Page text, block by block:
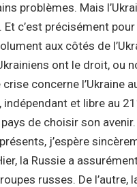
problèmes. Mais
Et c’est précisément
aux côtés de
ont le droit, ou
concerne l’Ukraine
et libre au 21
de choisir son avenir.
j’espère
la Russie a
russes. De